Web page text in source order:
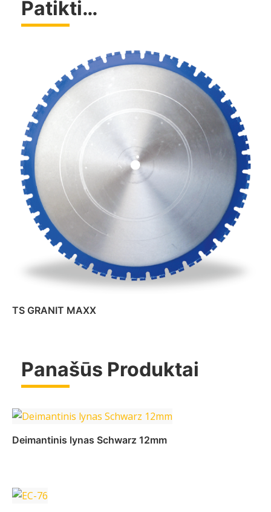
Patikti…
TS GRANIT MAXX
Daugiau
Panašūs Produktai
Deimantinis lynas Schwarz 12mm
Daugiau